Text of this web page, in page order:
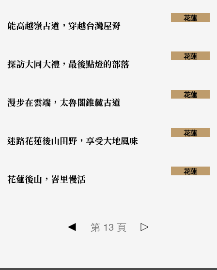
能高越嶺古道，穿越台灣屋脊
花蓮
探訪大同大禮，最後點燈的部落
花蓮
漫步在雲端，太魯閣錐麓古道
花蓮
迷路花蓮後山田野，享受大地風味
花蓮
花蓮後山，峇里慢活
花蓮
第 13 頁